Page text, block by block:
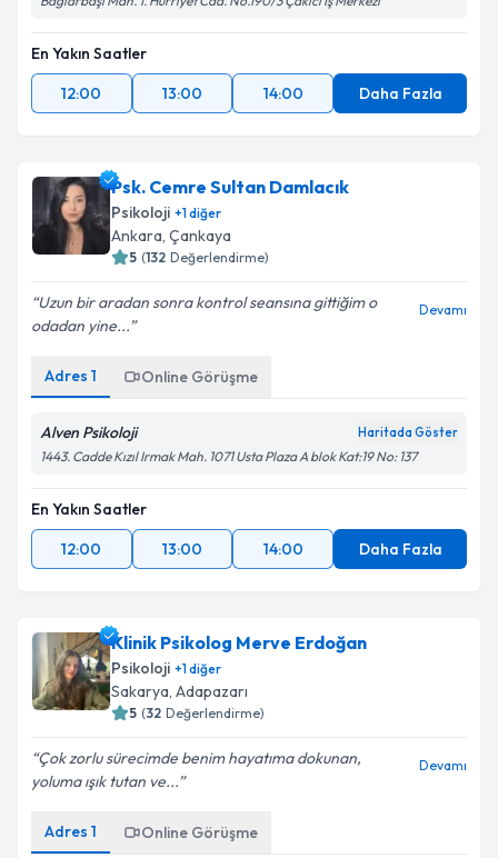
Bağlarbaşı Mah. 1. Hürriyet Cad. No.190/3 Çakıcı İş Merkezi
En Yakın Saatler
12:00
13:00 14:00 Daha Fazla
Psk. Cemre Sultan Damlacık
Psikoloji diğer
Ankara, Çankaya
( Değerlendirme)
Uzun bir aradan sonra kontrol seansına gittiğim o
odadan yine...
Adres 1 Online Görüşme
Alven Psikoloji
En Yakın Saatler
12:00
13:00 14:00 Daha Fazla
Klinik Psikolog Merve Erdoğan
Psikoloji diğer
Sakarya,Adapazarı
( Değerlendirme)
Çok zorlu sürecimde benim hayatıma dokunan,
yoluma ışık tutan ve...
Adres 1 Online Görüşme